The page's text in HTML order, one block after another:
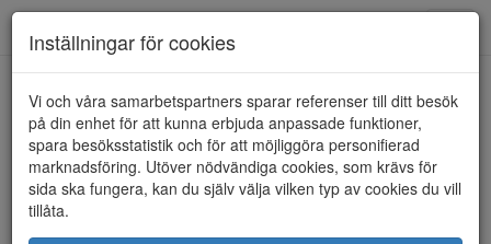
HEM KAVAT
Inställningar för cookies
Vi och våra samarbetspartners sparar referenser till ditt besök
på din enhet för att kunna erbjuda anpassade funktioner,
spara besöksstatistik och för att möjliggöra personifierad
marknadsföring. Utöver nödvändiga cookies, som krävs för
sida ska fungera, kan du själv välja vilken typ av cookies du vill
tillåta.